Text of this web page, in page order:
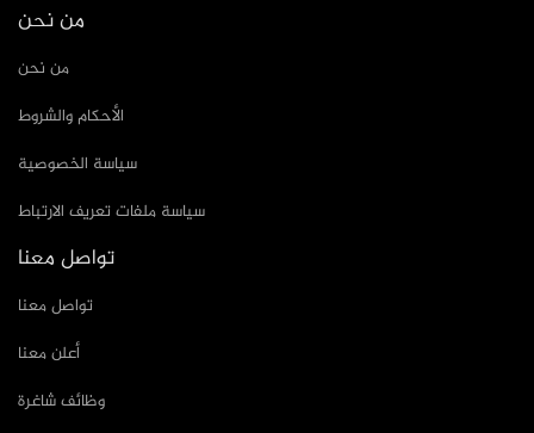
من نحن
من نحن
الأحكام والشروط
سياسة الخصوصية
سياسة ملفات تعريف الارتباط
تواصل معنا
تواصل معنا
أعلن معنا
وظائف شاغرة